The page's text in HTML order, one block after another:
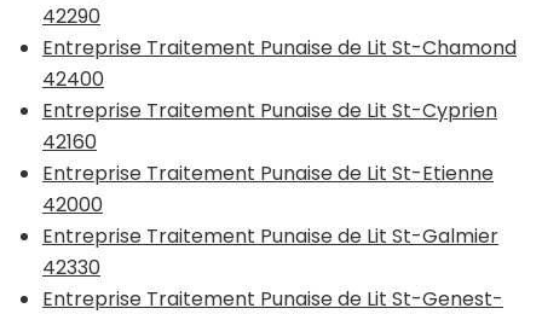
42290
Entreprise Traitement Punaise de Lit St-Chamond
42400
Entreprise Traitement Punaise de Lit St-Cyprien
42160
Entreprise Traitement Punaise de Lit St-Etienne
42000
Entreprise Traitement Punaise de Lit St-Galmier
42330
Entreprise Traitement Punaise de Lit St-Genest-